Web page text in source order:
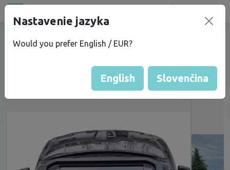
Hliníkový střešní nosič na Jeep
Grand Cherokee
Nastavenie jazyka
Would you prefer English / EUR?
English Slovenčina